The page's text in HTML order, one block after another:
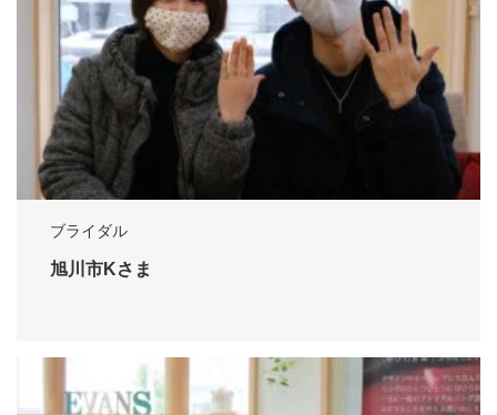
ブライダル
旭川市Kさま